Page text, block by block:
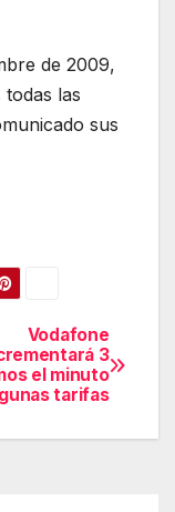
de 2009,
todas las
sus
Vodafone
3
el minuto
tarifas